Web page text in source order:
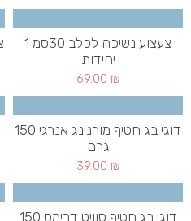
צעצוע נשיכה לכלב 30סמ 1
יחידות
69.00 ₪
דוגי בג חטיף מורנינג אנרגי 150
גרם
39.00 ₪
דוגי בג חטיף סוויט דרימס 150